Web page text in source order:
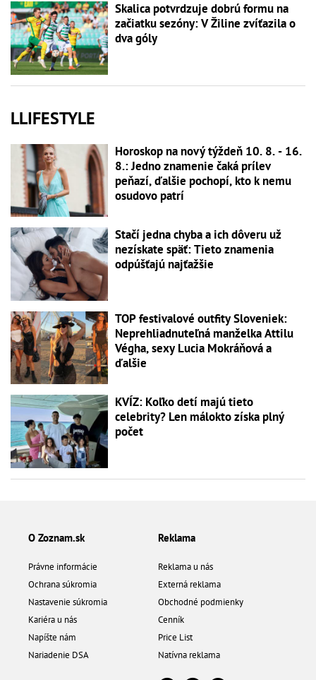
Skalica potvrdzuje dobrú formu na
začiatku sezóny: V Žiline zvíťazila o
dva góly
LLIFESTYLE
Horoskop na nový týždeň 10. 8. - 16.
8.: Jedno znamenie čaká prílev
peňazí, ďalšie pochopí, kto k nemu
osudovo patrí
Stačí jedna chyba a ich dôveru už
nezískate späť: Tieto znamenia
odpúšťajú najťažšie
TOP festivalové outfity Sloveniek:
Neprehliadnuteľná manželka Attilu
Végha, sexy Lucia Mokráňová a
ďalšie
KVÍZ: Koľko detí majú tieto
celebrity? Len málokto získa plný
počet
O Zoznam.sk
Právne informácie
Ochrana súkromia
Nastavenie súkromia
Kariéra u nás
Napíšte nám
Nariadenie DSA
Reklama
Reklama u nás
Externá reklama
Obchodné podmienky
Cenník
Price List
Natívna reklama